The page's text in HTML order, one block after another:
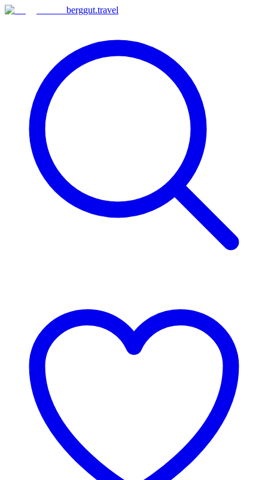
berggut.travel